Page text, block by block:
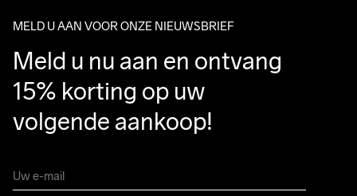
MELD U AAN VOOR ONZE NIEUWSBRIEF
Meld u nu aan en ontvang
15% korting op uw
volgende aankoop!